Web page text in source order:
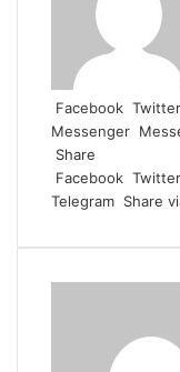
Facebook Twitter
Messenger
Share
Facebook Twitter
Telegram Share